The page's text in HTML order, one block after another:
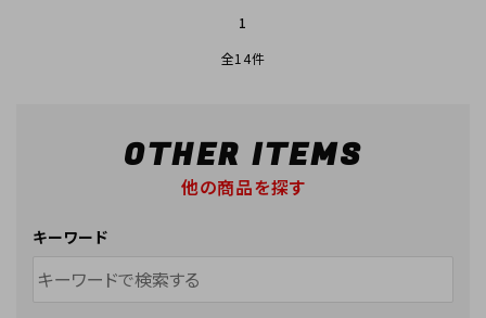
1
全14件
OTHER ITEMS
他の商品を探す
キーワード